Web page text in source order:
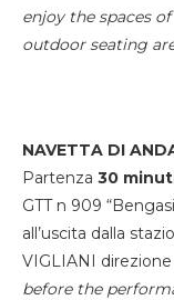
enjoy the spaces
outdoor seating
NAVETTA DI
Partenza 30
GTT n 909
all’uscita dalla
VIGLIANI
before the